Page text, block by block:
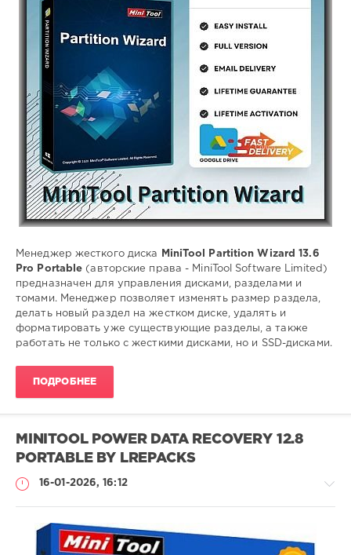
73
Portable,
MiniTool
Wizard,
Менеджер
жесткого
управление
разделами,
управление
томами
Менеджер жесткого диска
MiniTool Partition Wizard 13.6
Pro Portable (авторские права - MiniTool Software Limited)
предназначен для управления дисками, разделами и
томами. Менеджер позволяет изменять размер раздела,
делать новый раздел на жестком диске, удалять и
форматировать уже существующие разделы, а также
работать не только с жесткими дисками, но и SSD-дисками.
ПОДРОБНЕЕ
MINITOOL POWER DATA RECOVERY 12.8
PORTABLE BY LREPACKS
16-01-2026, 16:12